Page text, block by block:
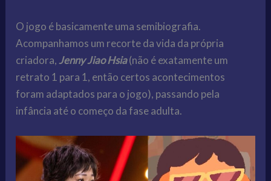
O jogo é basicamente uma semibiografia.
Acompanhamos um recorte da vida da própria
criadora, Jenny Jiao Hsia(não é exatamente um
retrato 1 para 1, então certos acontecimentos
foram adaptados para o jogo), passando pela
infância até o começo da fase adulta.